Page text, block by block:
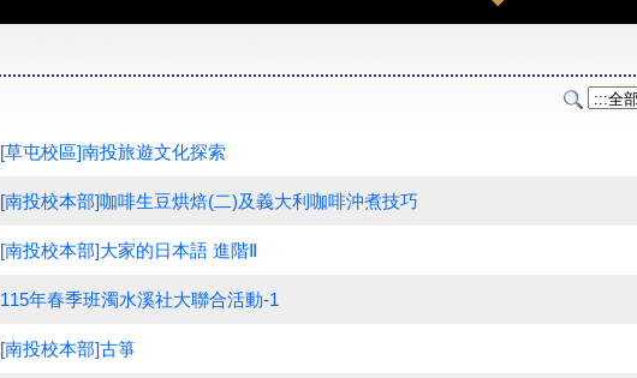
[草屯校區]南投旅遊文化探索
[南投校本部]咖啡生豆烘焙(二)及義大利咖啡沖煮技巧
[南投校本部]大家的日本語 進階Ⅱ
115年春季班濁水溪社大聯合活動-1
[南投校本部]古箏